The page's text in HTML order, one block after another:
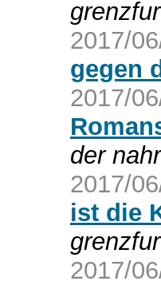
2017/
gegen
2017/
der
2017/
ist die
2017/